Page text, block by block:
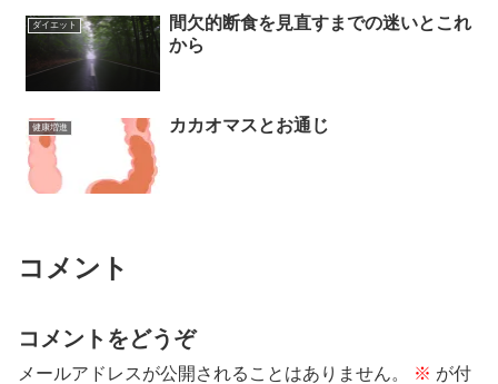
ダイエット
間欠的断食を見直すまでの迷いとこれ
から
健康増進 カカオマスとお通じ
コメント
コメントをどうぞ
メールアドレスが公開されることはありません。 ※ が付